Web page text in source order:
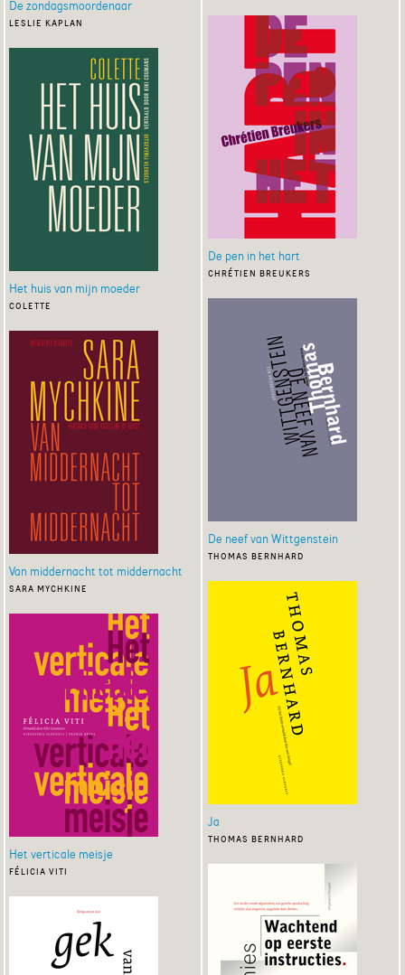
De zondagsmoordenaar
leslie kaplan
Het huis van mijn moeder
colette
Van middernacht tot middernacht
sara mychkine
Het verticale meisje
félicia viti
De pen in het hart
chrétien breukers
De neef van Wittgenstein
thomas bernhard
Ja
thomas bernhard